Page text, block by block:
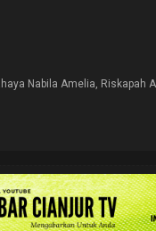
Nabila Amelia, Riskapah